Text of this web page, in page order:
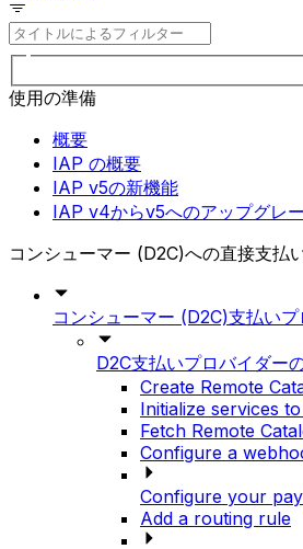
使用の準備
概要
IAP の概要
IAP v5の新機能
IAP v4からv5へのアップグレ
コンシューマー (D2C)への直接支払
コンシューマー (D2C)支払い
D2C支払いプロバイダー
Create Remote
Initialize services
Fetch Remote
Configure a
Configure your
Add a routing rule